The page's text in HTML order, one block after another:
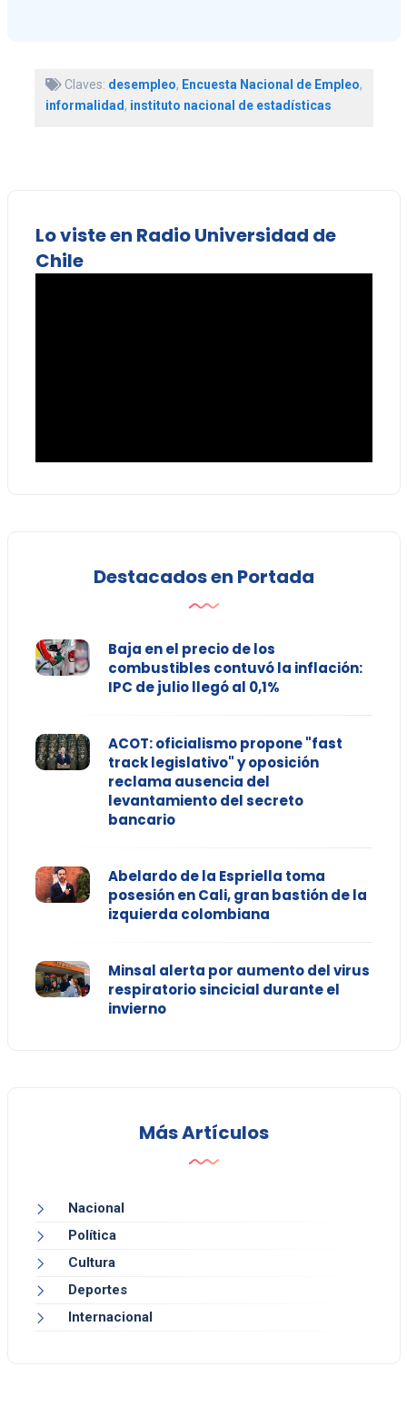
Claves: desempleo, Encuesta Nacional de Empleo,
informalidad, instituto nacional de estadísticas
Lo viste en Radio Universidad de
Chile
Destacados en Portada
Baja en el precio de los
combustibles contuvó la inflación:
IPC de julio llegó al 0,1%
ACOT: oficialismo propone "fast
track legislativo" y oposición
reclama ausencia del
levantamiento del secreto
bancario
Abelardo de la Espriella toma
posesión en Cali, gran bastión de la
izquierda colombiana
Minsal alerta por aumento del virus
respiratorio sincicial durante el
invierno
Más Artículos
Nacional
Política
Cultura
Deportes
Internacional